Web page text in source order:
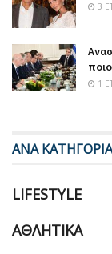
3
1
ΑΝΑ ΚΑΤΗΓΟΡΙΑ
LIFESTYLE
ΑΘΛΗΤΙΚΆ